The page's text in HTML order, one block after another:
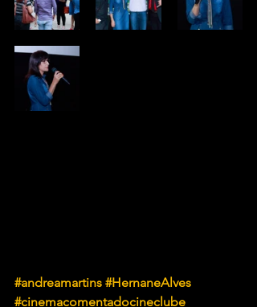
#andreamartins #HernaneAlves
#cinemacomentadocineclube